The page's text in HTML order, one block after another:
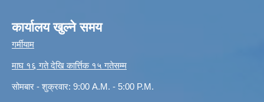
कार्यालय खुल्ने समय
गर्मीयाम
माघ १६ गते देखि कार्त्तिक १५ गतेसम्म
सोमबार - शुक्रवार: 9:00 A.M. - 5:00 P.M.